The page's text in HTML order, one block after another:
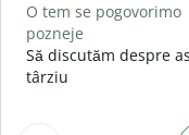
O tem se pogovorimo
pozneje
Să discutăm despre
târziu